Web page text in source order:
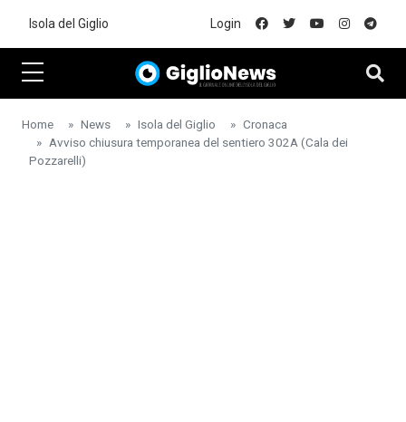
Isola del Giglio Login
Home News Isola del Giglio
Cronaca
Avviso chiusura temporanea del sentiero 302A (Cala dei
Pozzarelli)